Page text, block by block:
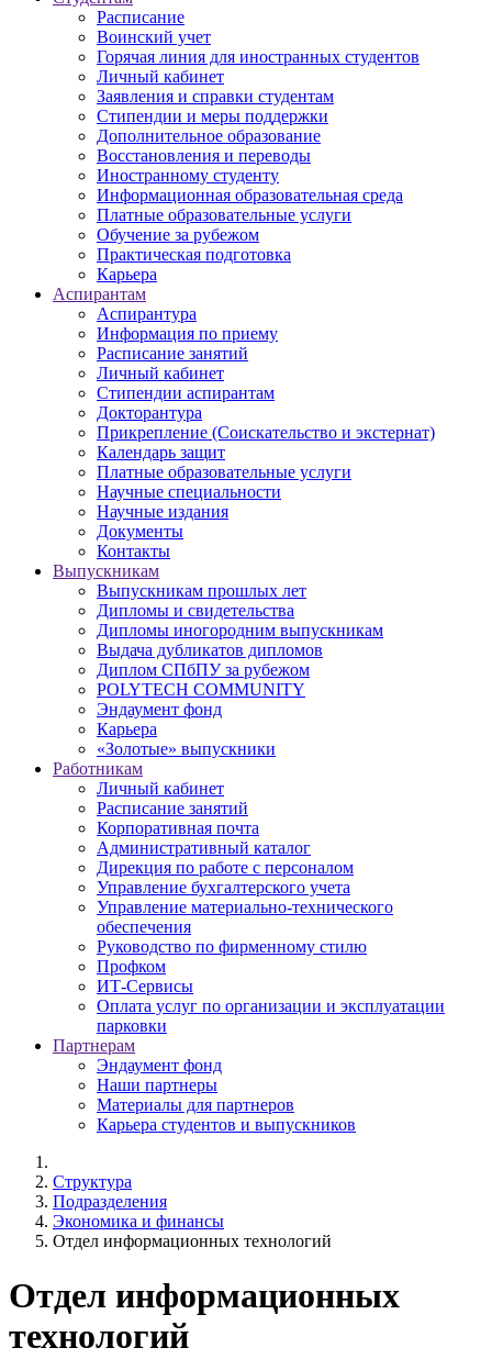
Расписание
Воинский учет
Горячая линия для иностранных студентов
Личный кабинет
Заявления и справки студентам
Стипендии и меры поддержки
Дополнительное образование
Восстановления и переводы
Иностранному студенту
Информационная образовательная среда
Платные образовательные услуги
Обучение за рубежом
Практическая подготовка
Карьера
Аспирантам
Аспирантура
Информация по приему
Расписание занятий
Личный кабинет
Стипендии аспирантам
Докторантура
Прикрепление (Соискательство и экстернат)
Календарь защит
Платные образовательные услуги
Научные специальности
Научные издания
Документы
Контакты
Выпускникам
Выпускникам прошлых лет
Дипломы и свидетельства
Дипломы иногородним выпускникам
Выдача дубликатов дипломов
Диплом СПбПУ за рубежом
POLYTECH COMMUNITY
Эндаумент фонд
Карьера
«Золотые» выпускники
Работникам
Личный кабинет
Расписание занятий
Корпоративная почта
Административный каталог
Дирекция по работе с персоналом
Управление бухгалтерского учета
Управление материально-технического
обеспечения
Руководство по фирменному стилю
Профком
ИТ-Сервисы
Оплата услуг по организации и эксплуатации
парковки
Партнерам
Эндаумент фонд
Наши партнеры
Материалы для партнеров
Карьера студентов и выпускников
Структура
Подразделения
Экономика и финансы
Отдел информационных технологий
Отдел информационных
технологий